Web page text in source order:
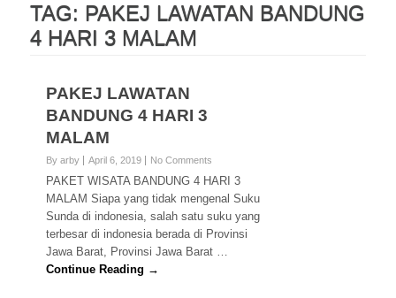
TAG: PAKEJ LAWATAN BANDUNG
4 HARI 3 MALAM
PAKEJ LAWATAN
BANDUNG 4 HARI 3
MALAM
By arby April 6, 2019 No Comments
PAKET WISATA BANDUNG 4 HARI 3
MALAM Siapa yang tidak mengenal Suku
Sunda di indonesia, salah satu suku yang
terbesar di indonesia berada di Provinsi
Jawa Barat, Provinsi Jawa Barat …
Continue Reading →